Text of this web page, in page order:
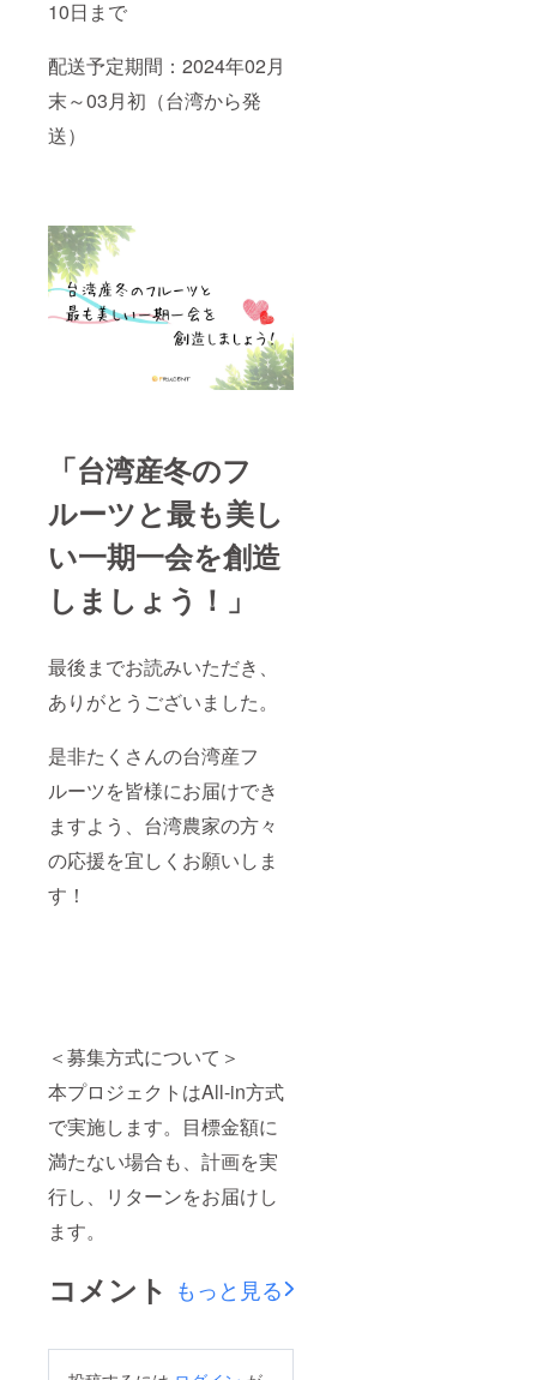
10日まで
配送予定期間：2024年02月
末～03月初（台湾から発
送）
「台湾産冬のフ
ルーツと最も美し
い一期一会を創造
しましょう！」
最後までお読みいただき、
ありがとうございました。
是非たくさんの台湾産フ
ルーツを皆様にお届けでき
ますよう、台湾農家の方々
の応援を宜しくお願いしま
す！
＜募集方式について＞
本プロジェクトはAll-in方式
で実施します。目標金額に
満たない場合も、計画を実
行し、リターンをお届けし
ます。
コメント もっと見る